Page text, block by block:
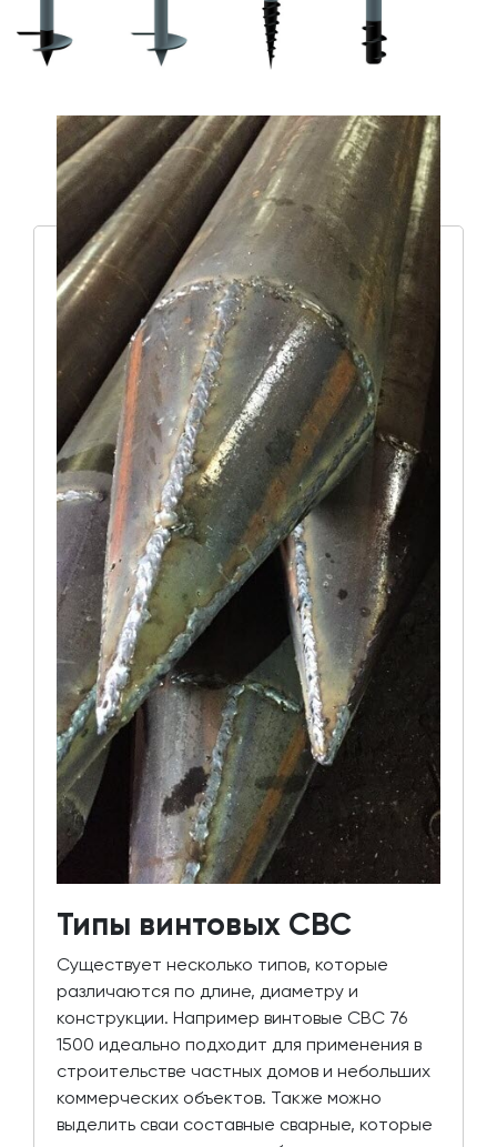
Типы винтовых СВС
Существует несколько типов, которые
различаются по длине, диаметру и
конструкции. Например винтовые СВС 76
1500 идеально подходит для применения в
строительстве частных домов и небольших
коммерческих объектов. Также можно
выделить сваи составные сварные, которые